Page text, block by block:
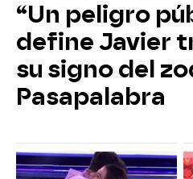
“Un peligro
define Javier
su signo del
Pasapalabra